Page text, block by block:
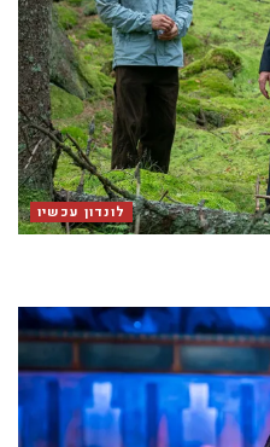
לונדון עכשיו